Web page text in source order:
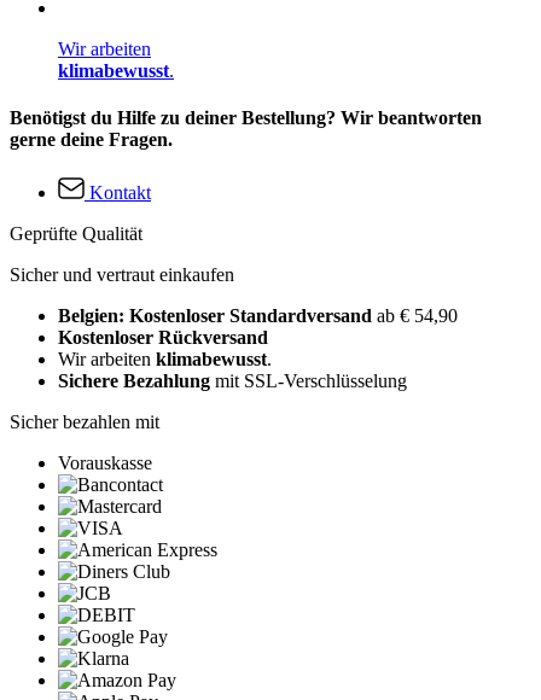
Wir arbeiten
klimabewusst.
Benötigst du Hilfe zu deiner Bestellung? Wir beantworten
gerne deine Fragen.
Kontakt
Geprüfte Qualität
Sicher und vertraut einkaufen
Belgien: Kostenloser Standardversand ab € 54,90
Kostenloser Rückversand
Wir arbeiten klimabewusst.
Sichere Bezahlung mit SSL-Verschlüsselung
Sicher bezahlen mit
Vorauskasse